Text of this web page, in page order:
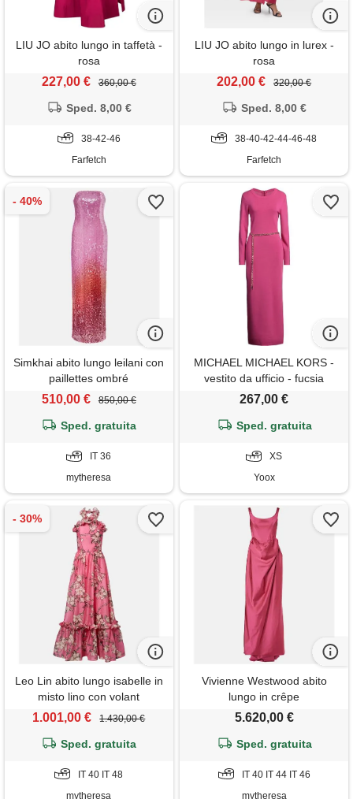
LIU JO abito lungo in taffetà -
rosa
227,00 € 360,00 €
Sped. 8,00 €
38-42-46
Farfetch
LIU JO abito lungo in lurex -
rosa
202,00 € 320,00 €
Sped. 8,00 €
38-40-42-44-46-48
Farfetch
Simkhai abito lungo leilani con
paillettes ombré
510,00 € 850,00 €
Sped. gratuita
IT 36
mytheresa
MICHAEL MICHAEL KORS -
vestito da ufficio - fucsia
267,00 €
Sped. gratuita
XS
Yoox
Leo Lin abito lungo isabelle in
misto lino con volant
1.001,00 € 1.430,00 €
Sped. gratuita
IT 40 IT 48
mytheresa
Vivienne Westwood abito
lungo in crêpe
5.620,00 €
Sped. gratuita
IT 40 IT 44 IT 46
mytheresa